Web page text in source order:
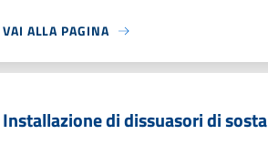
VAI ALLA PAGINA
Installazione di dissuasori di sosta